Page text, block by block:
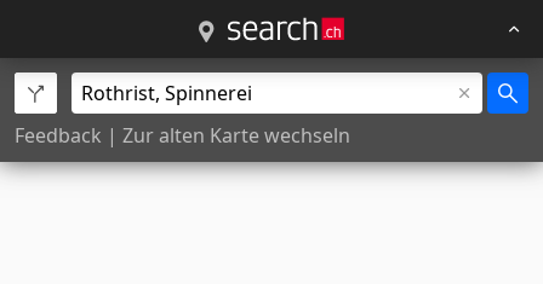
Feedback | Zur alten Karte wechseln